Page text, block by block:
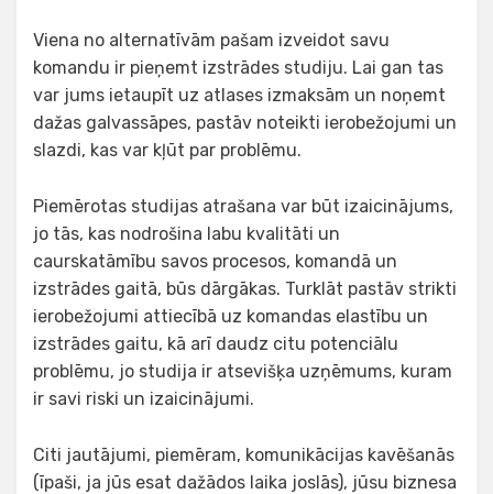
Viena no alternatīvām pašam izveidot savu
komandu ir pieņemt izstrādes studiju. Lai gan tas
var jums ietaupīt uz atlases izmaksām un noņemt
dažas galvassāpes, pastāv noteikti ierobežojumi un
slazdi, kas var kļūt par problēmu.
Piemērotas studijas atrašana var būt izaicinājums,
jo tās, kas nodrošina labu kvalitāti un
caurskatāmību savos procesos, komandā un
izstrādes gaitā, būs dārgākas. Turklāt pastāv strikti
ierobežojumi attiecībā uz komandas elastību un
izstrādes gaitu, kā arī daudz citu potenciālu
problēmu, jo studija ir atsevišķa uzņēmums, kuram
ir savi riski un izaicinājumi.
Citi jautājumi, piemēram, komunikācijas kavēšanās
(īpaši, ja jūs esat dažādos laika joslās), jūsu biznesa